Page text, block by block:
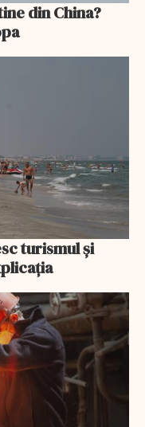
din China?
turismul și